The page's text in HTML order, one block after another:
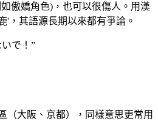
傲嬌角色)，也可以很傷人。用漢
'，其語源長期以來都有爭論。
で！ ”
（大阪、京都），同樣意思更常用